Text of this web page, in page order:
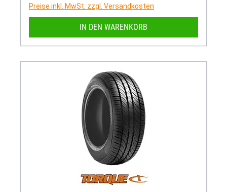
Preise inkl. MwSt. zzgl. Versandkosten
IN DEN WARENKORB